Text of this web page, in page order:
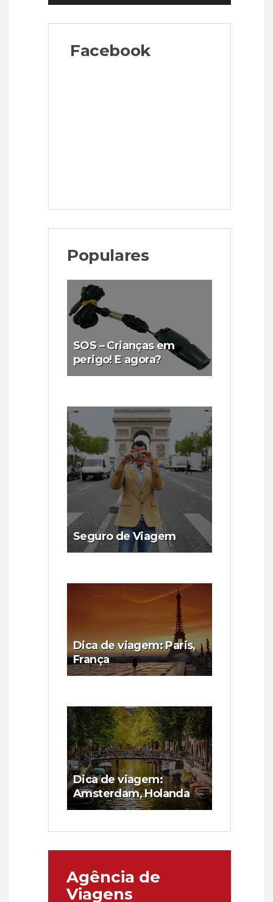
Facebook
Populares
SOS – Crianças em
perigo! E agora?
Seguro de Viagem
Dica de viagem: Paris,
França
Dica de viagem:
Amsterdam, Holanda
Agência de
Viagens